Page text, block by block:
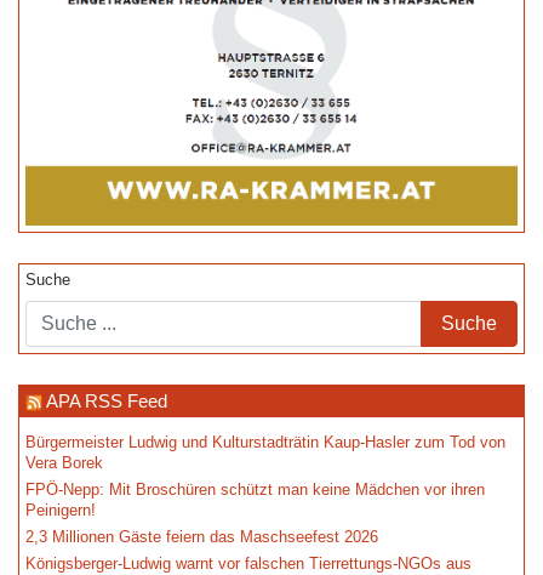
Suche
APA RSS Feed
Bürgermeister Ludwig und Kulturstadträtin Kaup-Hasler zum Tod von
Vera Borek
FPÖ-Nepp: Mit Broschüren schützt man keine Mädchen vor ihren
Peinigern!
2,3 Millionen Gäste feiern das Maschseefest 2026
Königsberger-Ludwig warnt vor falschen Tierrettungs-NGOs aus